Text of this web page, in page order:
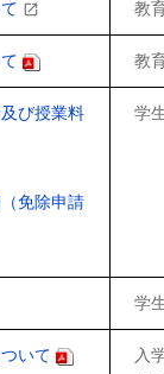
教
教
び授業料
免除申請
学
学
いて
入